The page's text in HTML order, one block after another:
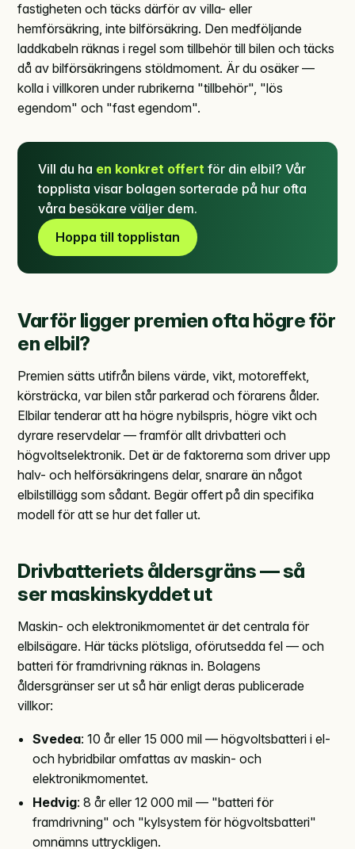
fastigheten och täcks därför av villa- eller
hemförsäkring, inte bilförsäkring. Den medföljande
laddkabeln räknas i regel som tillbehör till bilen och täcks
då av bilförsäkringens stöldmoment. Är du osäker —
kolla i villkoren under rubrikerna "tillbehör", "lös
egendom" och "fast egendom".
Vill du ha en konkret offert för din elbil? Vår
topplista visar bolagen sorterade på hur ofta
våra besökare väljer dem.
Hoppa till topplistan
Varför ligger premien ofta högre för
en elbil?
Premien sätts utifrån bilens värde, vikt, motoreffekt,
körsträcka, var bilen står parkerad och förarens ålder.
Elbilar tenderar att ha högre nybilspris, högre vikt och
dyrare reservdelar — framför allt drivbatteri och
högvoltselektronik. Det är de faktorerna som driver upp
halv- och helförsäkringens delar, snarare än något
elbilstillägg som sådant. Begär offert på din specifika
modell för att se hur det faller ut.
Drivbatteriets åldersgräns — så
ser maskinskyddet ut
Maskin- och elektronikmomentet är det centrala för
elbilsägare. Här täcks plötsliga, oförutsedda fel — och
batteri för framdrivning räknas in. Bolagens
åldersgränser ser ut så här enligt deras publicerade
villkor:
Svedea: 10 år eller 15 000 mil — högvoltsbatteri i el-
och hybridbilar omfattas av maskin- och
elektronikmomentet.
Hedvig: 8 år eller 12 000 mil — "batteri för
framdrivning" och "kylsystem för högvoltsbatteri"
omnämns uttryckligen.